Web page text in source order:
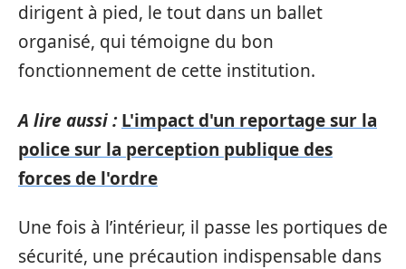
dirigent à pied, le tout dans un ballet
organisé, qui témoigne du bon
fonctionnement de cette institution.
A lire aussi : L'impact d'un reportage sur la
police sur la perception publique des
forces de l'ordre
Une fois à l’intérieur, il passe les portiques de
sécurité, une précaution indispensable dans